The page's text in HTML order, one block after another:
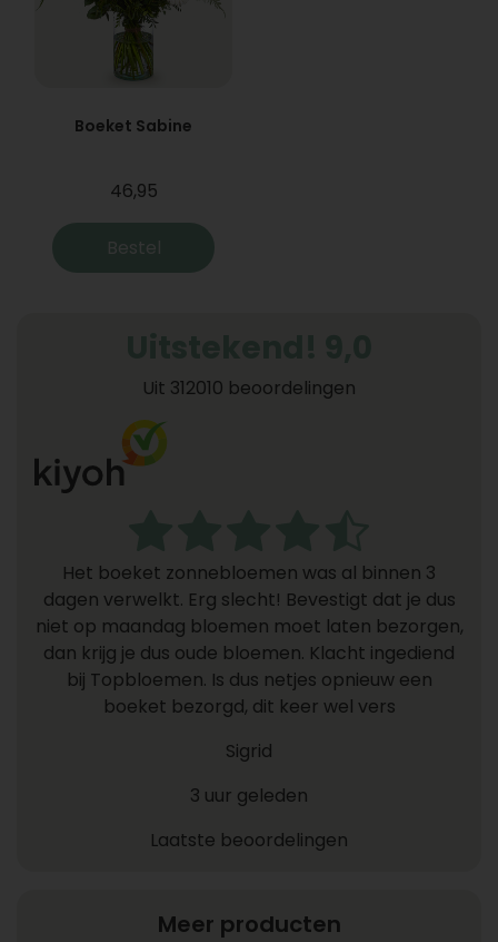
Boeket Sabine
46,95
Bestel
Uit 312010 beoordelingen
Het boeket zonnebloemen was al binnen 3
dagen verwelkt. Erg slecht! Bevestigt dat je dus
niet op maandag bloemen moet laten bezorgen,
dan krijg je dus oude bloemen. Klacht ingediend
bij Topbloemen. Is dus netjes opnieuw een
boeket bezorgd, dit keer wel vers
Sigrid
3 uur geleden
Laatste beoordelingen
Meer producten